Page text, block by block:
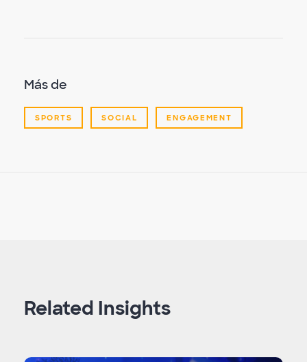
Más de
SPORTS SOCIAL ENGAGEMENT
Related Insights